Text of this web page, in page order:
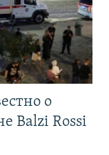
о
Balzi Rossi